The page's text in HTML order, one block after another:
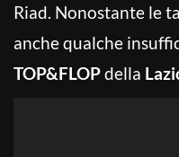
Riad. Nonostante le
anche qualche
TOP&FLOPdella